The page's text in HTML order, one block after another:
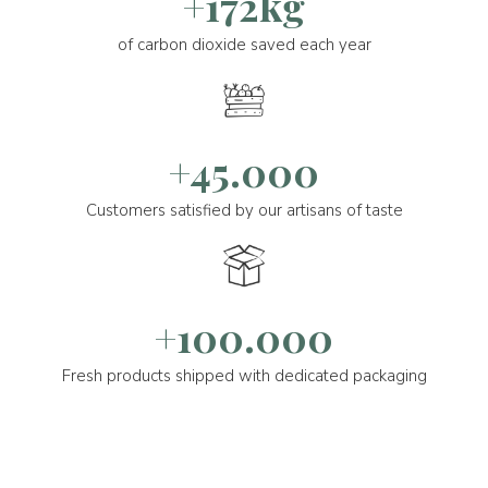
of carbon dioxide saved each year
+45.000
Customers satisfied by our artisans of taste
+100.000
Fresh products shipped with dedicated packaging